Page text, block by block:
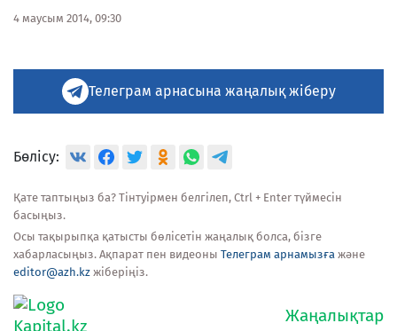
4 маусым 2014, 09:30
Телеграм арнасына жаңалық жіберу
Бөлісу:
Қате таптыңыз ба? Тінтуірмен белгілеп, Ctrl + Enter түймесін
басыңыз.
Осы тақырыпқа қатысты бөлісетін жаңалық болса, бізге
хабарласыңыз. Ақпарат пен видеоны Телеграм арнамызға және
editor@azh.kz жіберіңіз.